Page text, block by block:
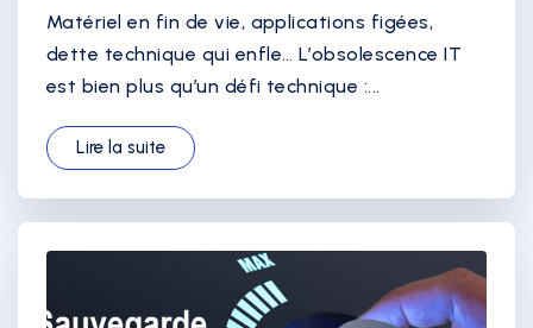
Matériel en fin de vie, applications figées,
dette technique qui enfle… L’obsolescence IT
est bien plus qu’un défi technique :...
Lire la suite